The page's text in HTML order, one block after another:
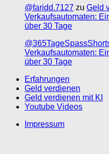
@faridd.7127 zu Geld
Verkaufsautomaten:
über 30 Tage
Verkaufsautomaten:
über 30 Tage
Erfahrungen
Geld verdienen
Geld verdienen mit KI
Youtube Videos
Impressum